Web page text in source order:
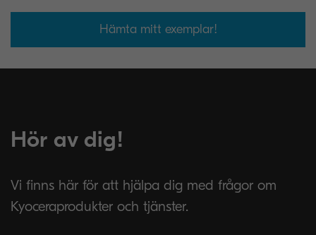
Hämta mitt exemplar!
Hör av dig!
Vi finns här för att hjälpa dig med frågor om
Kyoceraprodukter och tjänster.